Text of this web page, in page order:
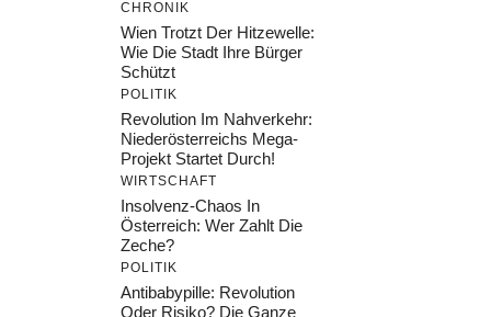
CHRONIK
Wien Trotzt Der Hitzewelle:
Wie Die Stadt Ihre Bürger
Schützt
POLITIK
Revolution Im Nahverkehr:
Niederösterreichs Mega-
Projekt Startet Durch!
WIRTSCHAFT
Insolvenz-Chaos In
Österreich: Wer Zahlt Die
Zeche?
POLITIK
Antibabypille: Revolution
Oder Risiko? Die Ganze